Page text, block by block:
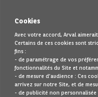
Avec
Vous
Cookies
Avec votre accord, Arval
Certains de ces cookies sont
fins :
- de paramétrage de vos
fonctionnalités du Site et
- de mesure d’audience : Ces
arrivez sur notre Site, et de
- de publicité non personnalisée